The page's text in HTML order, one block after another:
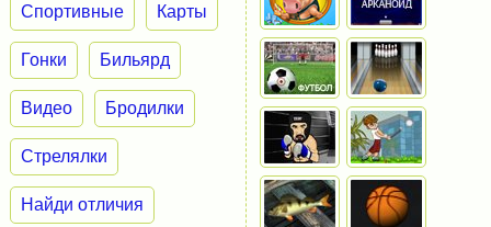
Спортивные Карты
Гонки Бильярд
Видео Бродилки
Стрелялки
Найди отличия